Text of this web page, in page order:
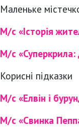
Маленьке
М/с «Історія
М/с «Суперкрила:
Корисні підказки
М/с «Елвін і
М/с «Свинка